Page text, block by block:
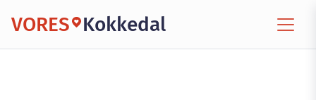
VORES Kokkedal